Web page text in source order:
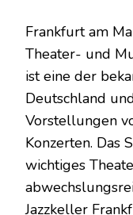
Frankfurt am
Theater- und
ist eine der
Deutschland
Vorstellungen
Konzerten. Das
wichtiges
Jazzkeller